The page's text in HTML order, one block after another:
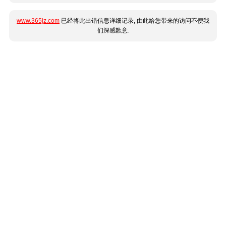
www.365jz.com 已经将此出错信息详细记录, 由此给您带来的访问不便我
们深感歉意.